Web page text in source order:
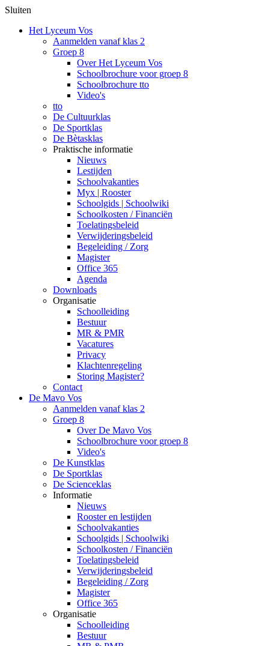
Sluiten
Het Lyceum Vos
Aanmelden vanaf klas 2
Groep 8
Over Het Lyceum Vos
Schoolbrochure voor groep 8
Schoolbrochure tto
Video's
tto
De Cultuurklas
De Sportklas
De Bètasklas
Praktische informatie
Nieuws
Lestijden
Schoolvakanties
Myx | Rooster
Schoolgids | Schoolwiki
Schoolkosten / Financiën
Toelatingsbeleid
Verwijderingsbeleid
Begeleiding / Zorg
Magister
Office 365
Agenda
Downloads
Organisatie
Schoolleiding
Bestuur
MR & PMR
Vacatures
Privacy
Klachtenregeling
Storing Magister?
Contact
De Mavo Vos
Aanmelden vanaf klas 2
Groep 8
Over De Mavo Vos
Schoolbrochure voor groep 8
Video's
De Kunstklas
De Sportklas
De Scienceklas
Informatie
Nieuws
Rooster en lestijden
Schoolvakanties
Schoolgids | Schoolwiki
Schoolkosten / Financiën
Toelatingsbeleid
Verwijderingsbeleid
Begeleiding / Zorg
Magister
Office 365
Organisatie
Schoolleiding
Bestuur